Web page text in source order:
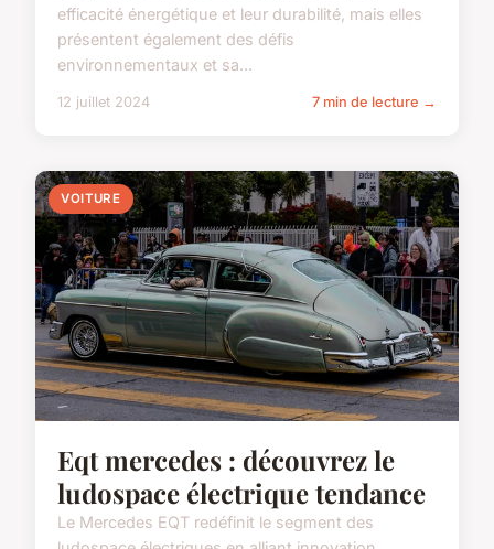
efficacité énergétique et leur durabilité, mais elles
présentent également des défis
environnementaux et sa...
12 juillet 2024 7 min de lecture →
VOITURE
Eqt mercedes : découvrez le
ludospace électrique tendance
Le Mercedes EQT redéfinit le segment des